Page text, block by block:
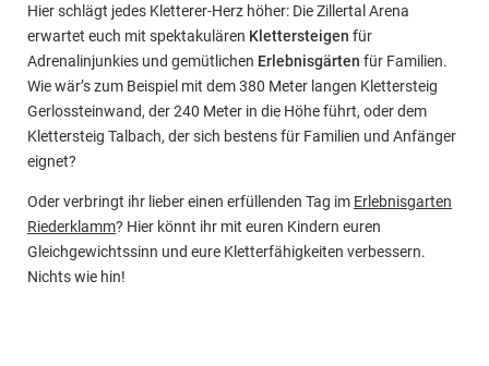
Hier schlägt jedes Kletterer-Herz höher: Die Zillertal Arena
erwartet euch mit spektakulären Klettersteigen für
Adrenalinjunkies und gemütlichen Erlebnisgärten für Familien.
Wie wär’s zum Beispiel mit dem 380 Meter langen Klettersteig
Gerlossteinwand, der 240 Meter in die Höhe führt, oder dem
Klettersteig Talbach, der sich bestens für Familien und Anfänger
eignet?
Oder verbringt ihr lieber einen erfüllenden Tag im Erlebnisgarten
Riederklamm? Hier könnt ihr mit euren Kindern euren
Gleichgewichtssinn und eure Kletterfähigkeiten verbessern.
Nichts wie hin!